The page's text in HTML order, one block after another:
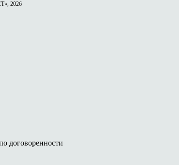
2026
договоренности